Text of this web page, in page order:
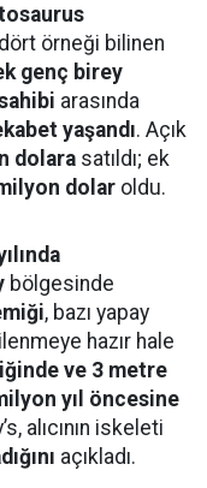
örneği bilinen
genç birey
arasında
yaşandı. Açık
dolara satıldı; ek
dolar oldu.
bölgesinde
, bazı yapay
hazır hale
ve 3 metre
yıl öncesine
alıcının iskeleti
açıkladı.